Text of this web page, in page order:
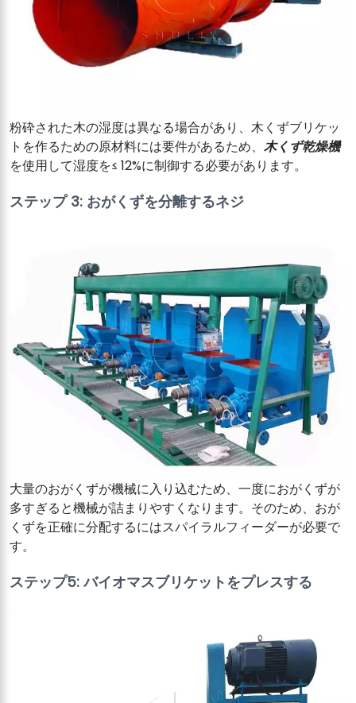
粉砕された木の湿度は異なる場合があり、木くずブリケッ
トを作るための原材料には要件があるため、 木くず乾燥機
を使用して湿度を≤ 12%に制御する必要があります。
ステップ 3: おがくずを分離するネジ
大量のおがくずが機械に入り込むため、一度におがくずが
多すぎると機械が詰まりやすくなります。そのため、おが
くずを正確に分配するにはスパイラルフィーダーが必要で
す。
ステップ5: バイオマスブリケットをプレスする